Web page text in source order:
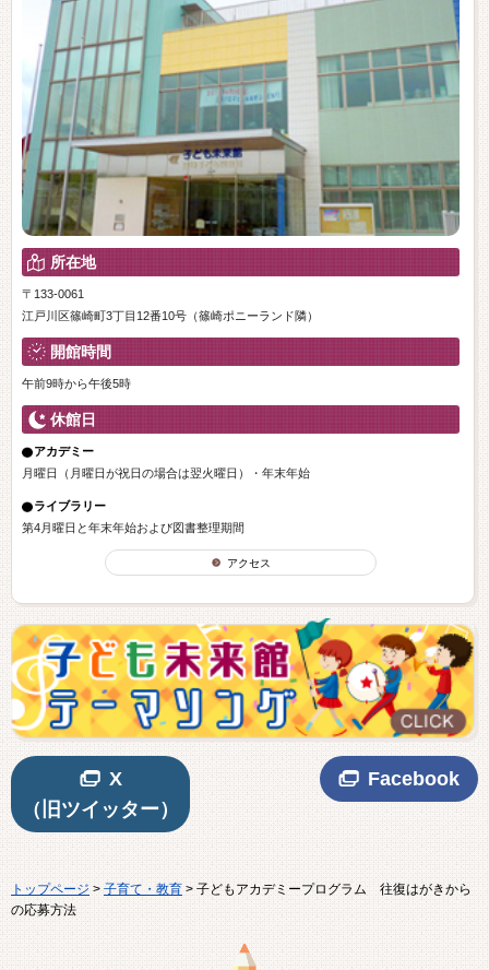
所在地
〒133-0061
江戸川区篠崎町3丁目12番10号（篠崎ポニーランド隣）
開館時間
午前9時から午後5時
休館日
アカデミー
月曜日（月曜日が祝日の場合は翌火曜日）・年末年始
ライブラリー
第4月曜日と年末年始および図書整理期間
アクセス
X
（旧ツイッター）
Facebook
トップページ > 子育て・教育 > 子どもアカデミープログラム 往復はがきから
の応募方法